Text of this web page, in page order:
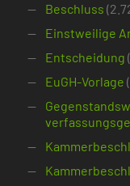
Beschluss
Einstweilige
Entscheidung
EuGH-Vorlage